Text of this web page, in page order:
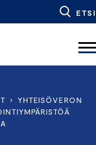
ETSI
› YHTEISÖVERON